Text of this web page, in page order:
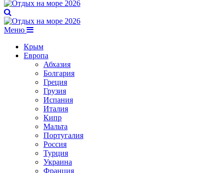
Меню
Крым
Европа
Абхазия
Болгария
Греция
Грузия
Испания
Италия
Кипр
Мальта
Португалия
Россия
Турция
Украина
Франция